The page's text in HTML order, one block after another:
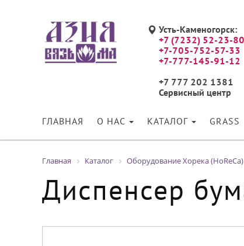
Усть-Каменогорск:
+7 (7232) 52-23-80
+7-705-752-57-33
+7-777-145-91-12
+7 777 202 1381
Сервисный центр
ГЛАВНАЯ О НАС КАТАЛОГ GRASS
Главная Каталог Оборудование Хорека
Диспенсер